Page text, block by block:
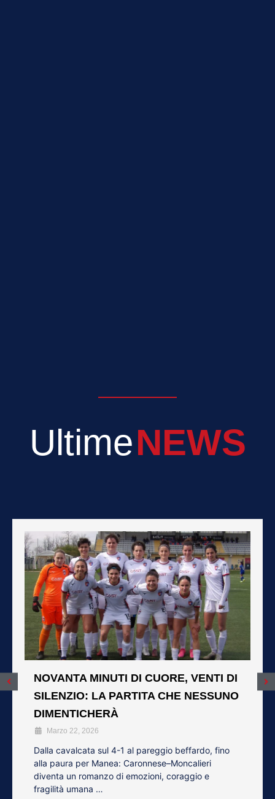
UltimeNEWS
NOVANTA MINUTI DI CUORE, VENTI DI
SILENZIO: LA PARTITA CHE NESSUNO
DIMENTICHERÀ
Marzo 22, 2026
Dalla cavalcata sul 4-1 al pareggio beffardo, fino
alla paura per Manea: Caronnese–Moncalieri
diventa un romanzo di emozioni, coraggio e
fragilità umana …